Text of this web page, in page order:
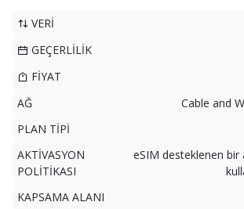
VERİ
GEÇERLİLİK
FİYAT
AĞ
Cable and
PLAN TİPİ
AKTİVASYON
POLİTİKASI
eSIM desteklenen bir
KAPSAMA ALANI